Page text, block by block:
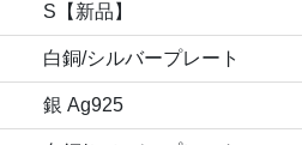
S【新品】
白銅/シルバープレート
銀 Ag925